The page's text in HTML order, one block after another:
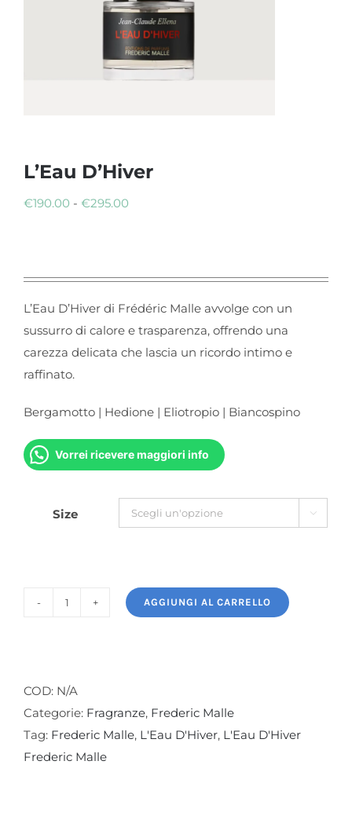
L’Eau D’Hiver
€190.00 - €295.00
a
€295.00
L’Eau D’Hiver di Frédéric Malle avvolge con un
sussurro di calore e trasparenza, offrendo una
carezza delicata che lascia un ricordo intimo e
raffinato.
Bergamotto | Hedione | Eliotropio | Biancospino
Vorrei ricevere maggiori info
Size 
AGGIUNGI AL CARRELLO
COD: N/A
Categorie: Fragranze, Frederic Malle
Tag: Frederic Malle, L'Eau D'Hiver, L'Eau D'Hiver
Frederic Malle